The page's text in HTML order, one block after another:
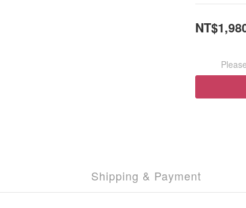
Shipping & Payment